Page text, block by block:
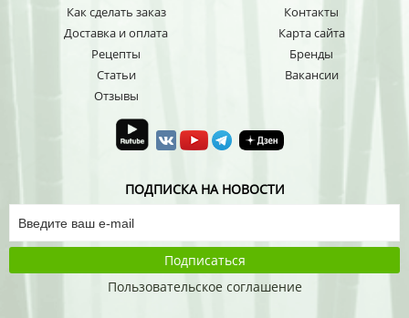
Как сделать заказ
Доставка и оплата
Рецепты
Статьи
Отзывы
Контакты
Карта сайта
Бренды
Вакансии
ПОДПИСКА НА НОВОСТИ
Подписаться
Пользовательское соглашение